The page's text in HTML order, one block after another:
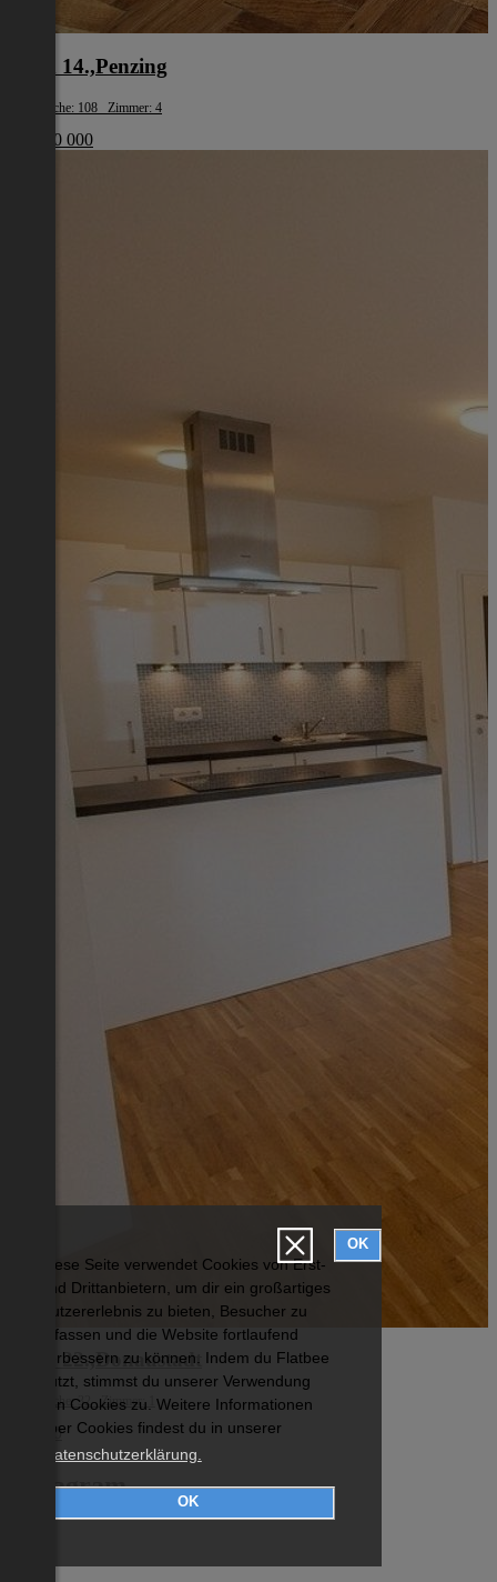
Diese Seite verwendet Cookies von Erst-
und Drittanbietern, um dir ein großartiges
Nutzererlebnis zu bieten, Besucher zu
erfassen und die Website fortlaufend
verbessern zu können. Indem du Flatbee
nutzt, stimmst du unserer Verwendung
von Cookies zu. Weitere Informationen
über Cookies findest du in unserer
Datenschutzerklärung.
OK
OK
Wien 14.,Penzing
Wohnfläche: 108 Zimmer: 4
€ 1 200 000
Wien 22.,Donaustadt
Wohnfläche: 32 Zimmer: 1
€ 1.100
Instagram